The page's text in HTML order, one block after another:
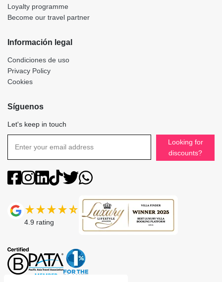
Loyalty programme
Become our travel partner
Información legal
Condiciones de uso
Privacy Policy
Cookies
Síguenos
Let's keep in touch
Looking for
discounts?
4.9 rating